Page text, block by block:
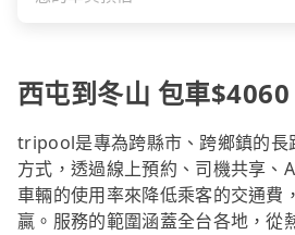
西屯到冬山 包車
tripool是專為跨縣市、跨鄉鎮的長
方式，透過線上預約、司機共享、
車輛的使用率來降低乘客的交通費
贏。服務的範圍涵蓋全台各地，從